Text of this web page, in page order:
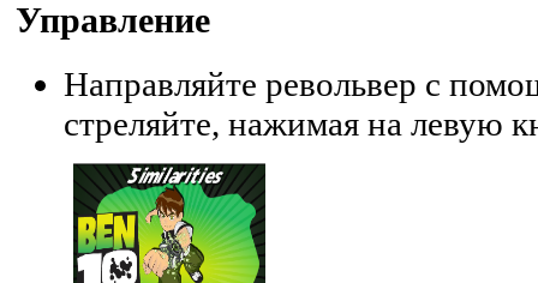
Управление
Направляйте револьвер с
стреляйте, нажимая на левую